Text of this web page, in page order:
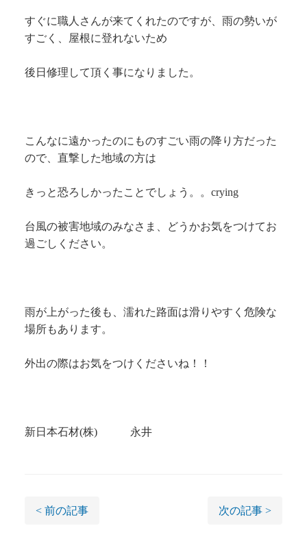
すぐに職人さんが来てくれたのですが、雨の勢いが
すごく、屋根に登れないため
後日修理して頂く事になりました。
こんなに遠かったのにものすごい雨の降り方だった
ので、直撃した地域の方は
きっと恐ろしかったことでしょう。。crying
台風の被害地域のみなさま、どうかお気をつけてお
過ごしください。
雨が上がった後も、濡れた路面は滑りやすく危険な
場所もあります。
外出の際はお気をつけくださいね！！
新日本石材(株) 永井
< 前の記事 次の記事 >